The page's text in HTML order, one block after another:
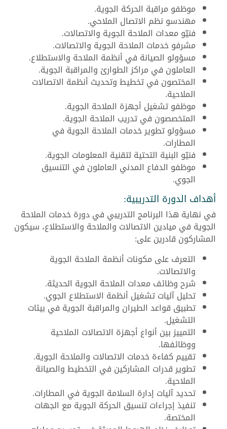
موظفو مراقبة الحركة الجوية.
مهندسو نظم الاتصال الملاحي.
فنيّو معدات الملاحة الجوية والاتصالات.
مشرفو خدمات الملاحة الجوية والاتصالات.
مسؤولو الصيانة في أنظمة الملاحة والاستطلاع.
العاملون في مراكز الطوارئ والمراقبة الجوية.
المختصون في تخطيط وتحديث أنظمة الاتصالات
الملاحية.
موظفو تشغيل أجهزة الملاحة الجوية.
المتخصصون في تدريب الملاحة الجوية.
مسؤولو تطوير خدمات الملاحة الجوية في
المطارات.
فنيّو البنية التحتية لتقنية المعلومات الجوية.
موظفو الدفاع المدني العاملون في التنسيق
الجوي.
أهداف الدورة التدريبية:
في نهاية هذا البرنامج التدريبي في دورة خدمات الملاحة
الجوية في ميادين الاتصالات والملاحة والاستطلاع، سيكون
المشاركون قادرين على:
التعرف على مكونات أنظمة الملاحة الجوية
والاتصالات.
شرح وظائف معدات الملاحة الجوية الحديثة.
تحليل آليات تشغيل أنظمة الاستطلاع الجوي.
تطبيق قواعد الطيران والمراقبة الجوية في بيئات
التشغيل.
التمييز بين أنواع أجهزة الاتصالات الملاحية
ووظائفها.
تقييم كفاءة خدمات الاتصالات والملاحة الجوية.
تطوير قدرات المشاركين في التخطيط والصيانة
الملاحية.
تحديد آليات إدارة السلامة الجوية في المطارات.
تنفيذ إجراءات تنسيق الحركة الجوية مع الجهات
المختصة.